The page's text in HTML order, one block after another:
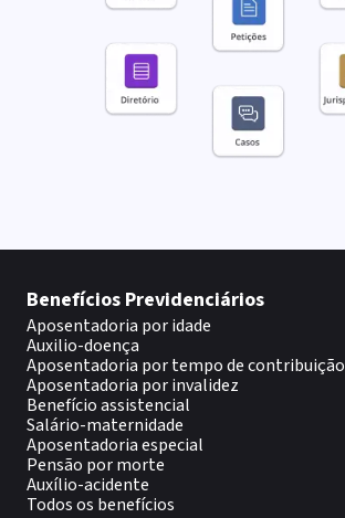
Benefícios Previdenciários
Aposentadoria por idade
Auxilio-doença
Aposentadoria por tempo de contribuição
Aposentadoria por invalidez
Benefício assistencial
Salário-maternidade
Aposentadoria especial
Pensão por morte
Auxílio-acidente
Todos os benefícios